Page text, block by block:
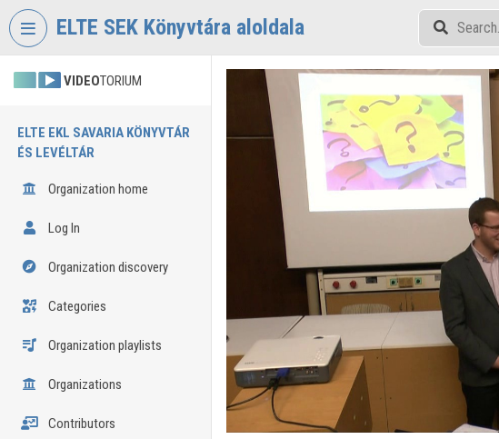
Skip header
ELTE SEK Könyvtára aloldala
VIDEOTORIUM
ELTE EKL SAVARIA KÖNYVTÁR
ÉS LEVÉLTÁR
Organization home
Log In
Organization discovery
Categories
Organization playlists
Organizations
Contributors